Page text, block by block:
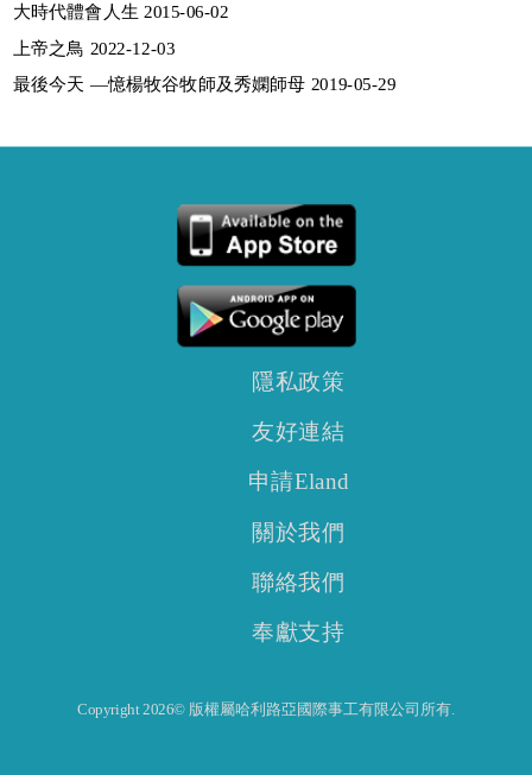
大時代體會人生 2015-06-02
上帝之鳥 2022-12-03
最後今天 —憶楊牧谷牧師及秀嫻師母 2019-05-29
隱私政策
友好連結
申請Eland
關於我們
聯絡我們
奉獻支持
Copyright 2026© 版權屬哈利路亞國際事工有限公司所有.